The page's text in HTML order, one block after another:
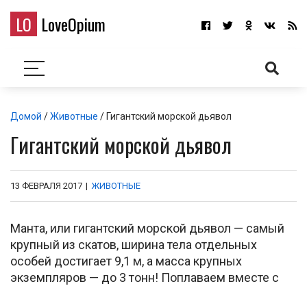
LO LoveOpium
Домой /Животные / Гигантский морской дьявол
Гигантский морской дьявол
13 ФЕВРАЛЯ 2017 | ЖИВОТНЫЕ
Манта, или гигантский морской дьявол — самый
крупный из скатов, ширина тела отдельных
особей достигает 9,1 м, а масса крупных
экземпляров — до 3 тонн! Поплаваем вместе с